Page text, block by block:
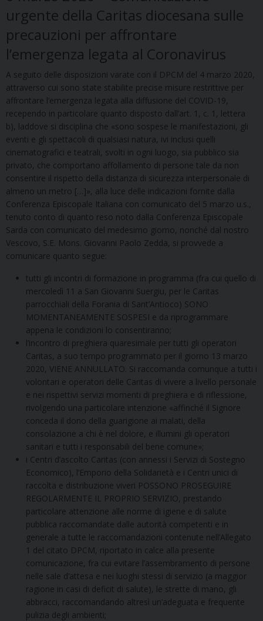
urgente della Caritas diocesana sulle
precauzioni per affrontare
l’emergenza legata al Coronavirus
A seguito delle disposizioni varate con il DPCM del 4 marzo 2020,
attraverso cui sono state stabilite precise misure restrittive per
affrontare l’emergenza legata alla diffusione del COVID-19,
recependo in particolare quanto disposto dall’art. 1, c. 1, lettera
b), laddove si disciplina che «sono sospese le manifestazioni, gli
eventi e gli spettacoli di qualsiasi natura, ivi inclusi quelli
cinematografici e teatrali, svolti in ogni luogo, sia pubblico sia
privato, che comportano affollamento di persone tale da non
consentire il rispetto della distanza di sicurezza interpersonale di
almeno un metro […]», alla luce delle indicazioni fornite dalla
Conferenza Episcopale Italiana con comunicato del 5 marzo u.s.,
tenuto conto di quanto reso noto dalla Conferenza Episcopale
Sarda con comunicato del medesimo giorno, nonché dal nostro
Vescovo, S.E. Mons. Giovanni Paolo Zedda, si provvede a
comunicare quanto segue:
tutti gli incontri di formazione in programma (fra cui quello di
mercoledì 11 a San Giovanni Suergiu, per le Caritas
parrocchiali della Forania di Sant’Antioco) SONO
MOMENTANEAMENTE SOSPESI e da riprogrammare
appena le condizioni lo consentiranno;
l’incontro di preghiera quaresimale per tutti gli operatori
Caritas, a suo tempo programmato per il giorno 13 marzo
2020, VIENE ANNULLATO. Si raccomanda comunque a tutti i
volontari e operatori delle Caritas di vivere a livello personale
e nei rispettivi servizi momenti di preghiera e di riflessione,
rivolgendo una particolare intenzione «affinché il Signore
conceda il dono della guarigione ai malati, della
consolazione a chi è nel dolore, e illumini gli operatori
sanitari e tutti i responsabili del bene comune»;
i Centri d’ascolto Caritas (con annessi i Servizi di Sostegno
Economico), l’Emporio della Solidarietà e i Centri unici di
raccolta e distribuzione viveri POSSONO PROSEGUIRE
REGOLARMENTE IL PROPRIO SERVIZIO, prestando
particolare attenzione alle norme di igiene e di salute
pubblica raccomandate dalle autorità competenti e in
generale a tutte le raccomandazioni contenute nell’Allegato
1 del citato DPCM, riportato in calce alla presente
comunicazione, fra cui evitare l’assembramento di persone
nelle sale d’attesa e nei luoghi stessi di servizio (a maggior
ragione in casi di deficit di salute), le strette di mano, gli
abbracci, raccomandando altresì un’adeguata e frequente
pulizia degli ambienti;